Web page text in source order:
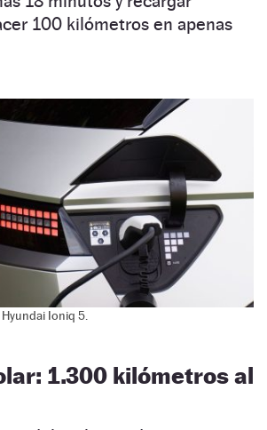
100 kilómetros en apenas
Ioniq 5.
1.300 kilómetros al